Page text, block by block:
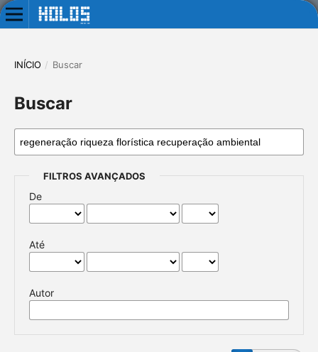
INÍCIO / Buscar
Buscar
FILTROS AVANÇADOS
De
Até
Autor